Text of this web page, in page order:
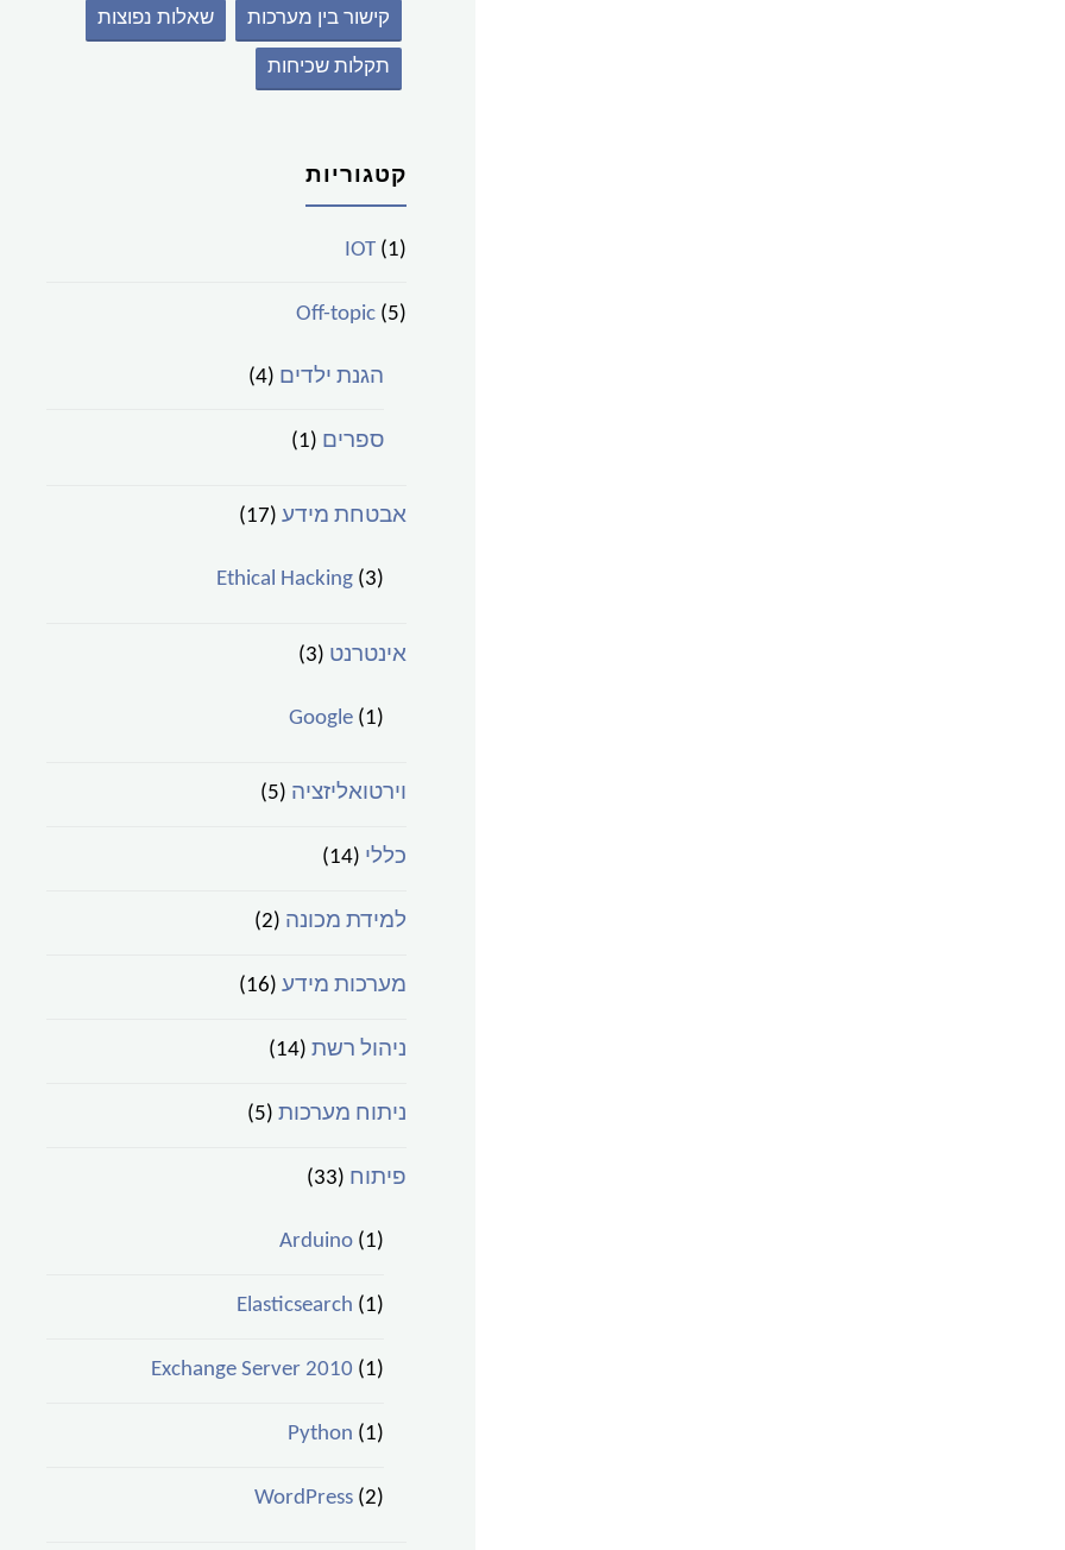
קישור בין מערכות שאלות נפוצות
תקלות שכיחות
קטגוריות
IOT(1)
Off-topic(5)
הגנת ילדים (4)
ספרים (1)
אבטחת מידע (17)
Ethical Hacking(3)
אינטרנט (3)
Google(1)
וירטואליזציה (5)
כללי (14)
למידת מכונה (2)
מערכות מידע (16)
ניהול רשת (14)
ניתוח מערכות (5)
פיתוח (33)
Arduino(1)
Elasticsearch (1)
Exchange Server 2010 (1)
Python (1)
WordPress(2)